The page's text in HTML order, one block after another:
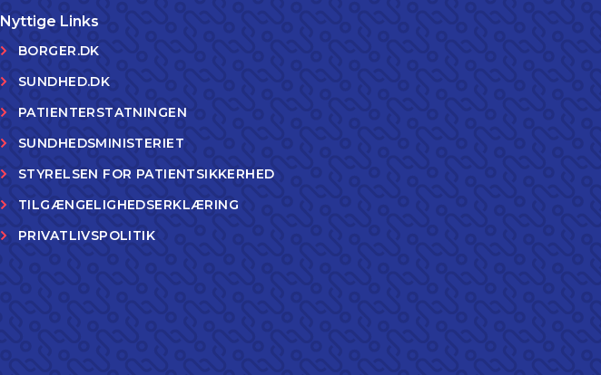
Nyttige Links
BORGER.DK
SUNDHED.DK
PATIENTERSTATNINGEN
SUNDHEDSMINISTERIET
STYRELSEN FOR PATIENTSIKKERHED
TILGÆNGELIGHEDSERKLÆRING
PRIVATLIVSPOLITIK